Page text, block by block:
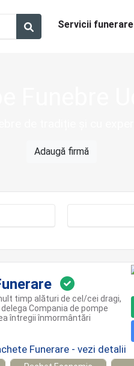
Servicii funerare
Adaugă firmă
timp alături de cel/cei dragi,
Compania de pompe
întregii înmormântări
Funerare - vezi detalii